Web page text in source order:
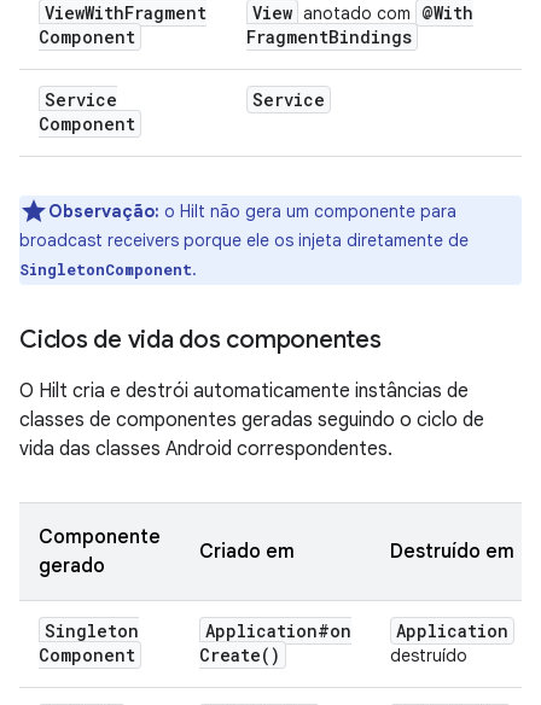
ViewWithFragment
Component
View anotado com
@With
FragmentBindings
Service
Component
Service
Observação: o Hilt não gera um componente para
broadcast receivers porque ele os injeta diretamente de
SingletonComponent.
Ciclos de vida dos componentes
O Hilt cria e destrói automaticamente instâncias de
classes de componentes geradas seguindo o ciclo de
vida das classes Android correspondentes.
Componente
gerado
Criado em Destruído em
Singleton
Component
Application#on
Create( )
Application
destruído